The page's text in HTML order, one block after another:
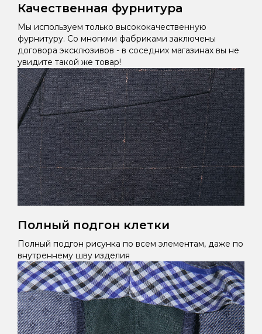
Качественная фурнитура
Мы используем только высококачественную
фурнитуру. Со многими фабриками заключены
договора эксклюзивов - в соседних магазинах вы не
увидите такой же товар!
Полный подгон клетки
Полный подгон рисунка по всем элементам, даже по
внутреннему шву изделия